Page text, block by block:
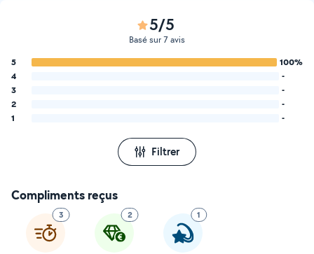
5/5
Basé sur 7 avis
5
100%
4
-
3
-
2
-
1
-
Filtrer
Compliments reçus
3 2 1